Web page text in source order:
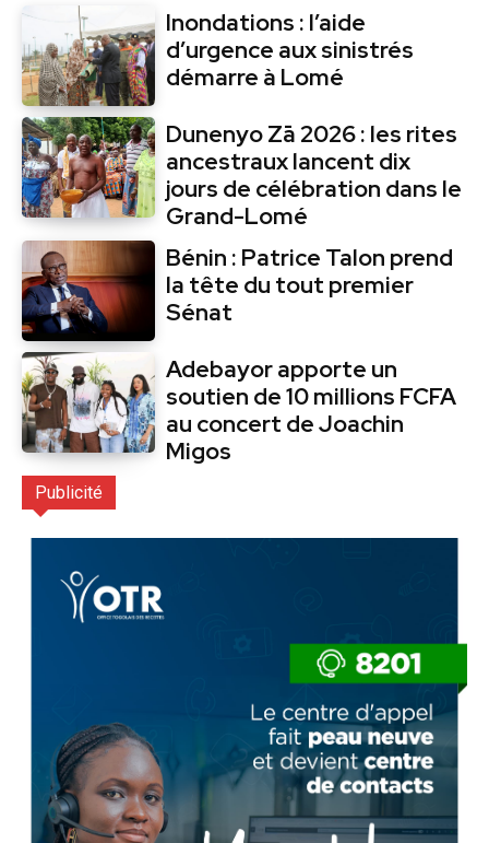
Inondations : l’aide
d’urgence aux sinistrés
démarre à Lomé
Dunenyo Zā 2026 : les rites
ancestraux lancent dix
jours de célébration dans le
Grand-Lomé
Bénin : Patrice Talon prend
la tête du tout premier
Sénat
Adebayor apporte un
soutien de 10 millions FCFA
au concert de Joachin
Migos
Publicité